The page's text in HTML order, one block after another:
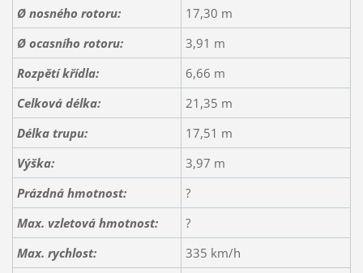
Ø nosného rotoru:
17,30 m
Ø ocasního rotoru:
3,91 m
Rozpětí křídla:
6,66 m
Celková délka:
21,35 m
Délka trupu:
17,51 m
Výška:
3,97 m
Prázdná hmotnost:
?
Max. vzletová hmotnost:
?
Max. rychlost:
335 km/h